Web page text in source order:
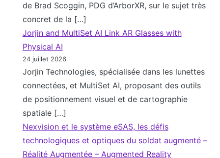
de Brad Scoggin, PDG d’ArborXR, sur le sujet très
concret de la […]
Jorjin and MultiSet AI Link AR Glasses with
Physical AI
24 juillet 2026
Jorjin Technologies, spécialisée dans les lunettes
connectées, et MultiSet AI, proposant des outils
de positionnement visuel et de cartographie
spatiale […]
Nexvision et le système eSAS, les défis
technologiques et optiques du soldat augmenté –
Réalité Augmentée – Augmented Reality